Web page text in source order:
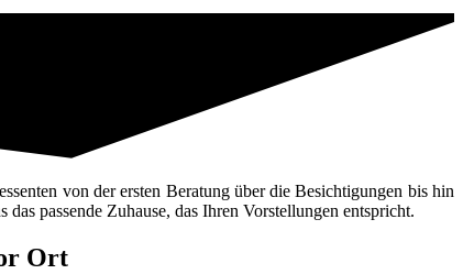
von der ersten Beratung über die Besichtigungen bis hin
passende Zuhause, das Ihren Vorstellungen entspricht.
Ort